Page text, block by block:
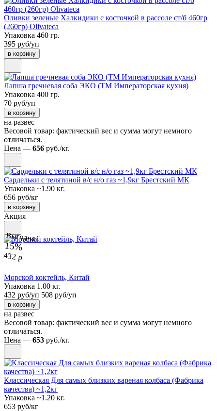
Оливки зеленые Халкидики с косточкой в рассоле ст/б 460гр
(260гр) Olivateca
Упаковка 460 гр.
395 руб/уп
в корзину
Лапша гречневая соба ЭКО (ТМ Императорская кухня)
Упаковка 400 гр.
70 руб/уп
в корзину
на развес
Весовой товар: фактический вес и сумма могут немного
отличаться.
Цена — 656 руб./кг.
Сардельки с телятиной в/с н/о газ ~1,9кг Брестский МК
Упаковка ~1.90 кг.
656 руб/кг
в корзину
Акция
Выгодно!
15%
432 р
Морской коктейль, Китай
Упаковка 1.00 кг.
432 руб/уп 508 руб/уп
в корзину
на развес
Весовой товар: фактический вес и сумма могут немного
отличаться.
Цена — 653 руб./кг.
Классическая Для самых близких вареная колбаса (Фабрика
качества) ~1,2кг
Упаковка ~1.20 кг.
653 руб/кг